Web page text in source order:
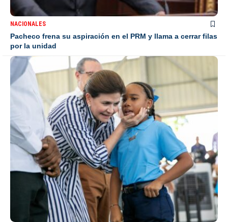
NACIONALES
Pacheco frena su aspiración en el PRM y llama a cerrar filas
por la unidad